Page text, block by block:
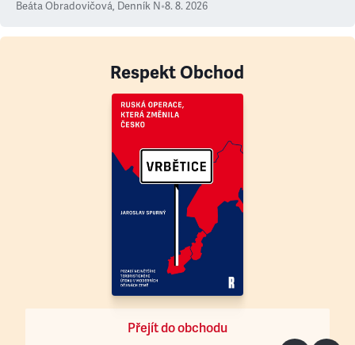
Beáta Obradovičová, Denník N•8. 8. 2026
Respekt Obchod
Přejít do obchodu